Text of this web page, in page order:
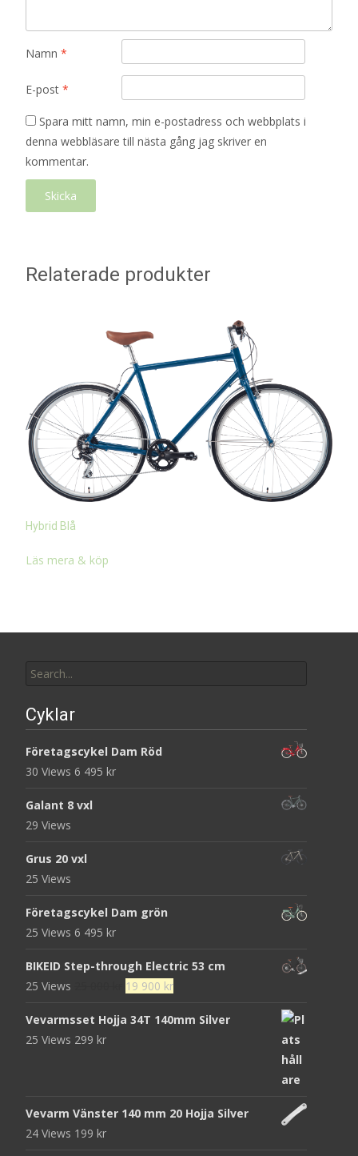
Namn *
E-post *
Spara mitt namn, min e-postadress och webbplats i
denna webbläsare till nästa gång jag skriver en
kommentar.
Relaterade produkter
Hybrid Blå
Läs mera & köp
for:
Cyklar
Företagscykel Dam Röd
30 Views 6 495 kr
Galant 8 vxl
29 Views
Grus 20 vxl
25 Views
Företagscykel Dam grön
25 Views 6 495 kr
BIKEID Step-through Electric 53 cm
25 Views
Det
priset
19 900 krDet
priset
Vevarmsset Hojja 34T 140mm Silver
25 Views 299 kr
Vevarm Vänster 140 mm 20 Hojja Silver
24 Views 199 kr